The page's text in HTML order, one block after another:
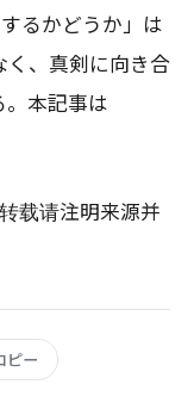
るかどうか」は
く、真剣に向き合
。本記事は
载请注明来源并
ピー